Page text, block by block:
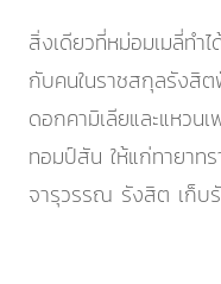
สิ่งเดียวที่หม่อมเมลี่ทำ
กับคนในราชสกุลรังสิต
ดอกคามิเลียและแหว
ทอมป์สัน ให้แก่ทายาท
จารุวรรณ รังสิต เก็บ